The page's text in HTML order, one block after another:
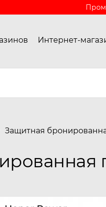
Интернет-
Защитная